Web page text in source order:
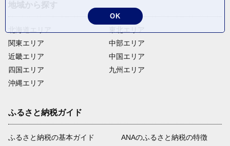
関東エリア
近畿エリア
四国エリア
沖縄エリア
中部エリア
中国エリア
九州エリア
ふるさと納税ガイド
ふるさと納税の基本ガイド
ANAのふるさと納税の特徴
OK